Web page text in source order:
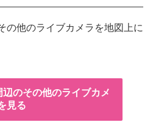
の他のライブカメラを地図上に
のその他のライブカメ
見る